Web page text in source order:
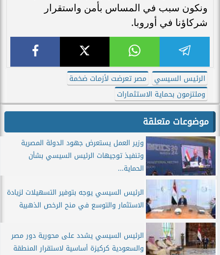
ونكون سبب في المساس بأمن واستقرار
شركاؤنا في أوروبا.
الرئيس السيسي
مصر تعرضت لأزمات ضخمة
وملتزمون بحماية الاستثمارات
موضوعات متعلقة
وزير العمل يستعرض جهود الدولة المصرية
وتنفيذ توجيهات الرئيس السيسي بشأن
الحماية...
الرئيس السيسي يوجه بتوفير التسهيلات لزيادة
الاستثمار والتوسع في منح الرخص الذهبية
الرئيس السيسي يشدد على محورية دور مصر
والسعودية كركيزة أساسية لاستقرار المنطقة